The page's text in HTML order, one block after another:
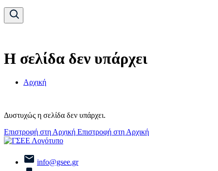
Η σελίδα δεν υπάρχει
Αρχική
Δυστυχώς η σελίδα δεν υπάρχει.
Επιστροφή στη Αρχική Επιστροφή στη Αρχική
info@gsee.gr